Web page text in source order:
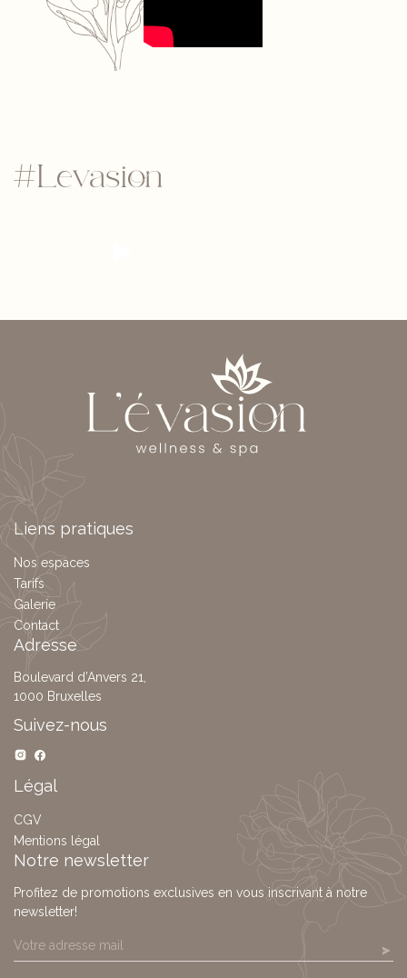
#Levasion
Liens pratiques
Nos espaces
Tarifs
Galerie
Contact
Adresse
Boulevard d’Anvers 21,
1000 Bruxelles
Suivez-nous
Légal
CGV
Mentions légal
Notre newsletter
Profitez de promotions exclusives en vous inscrivant à notre
newsletter!